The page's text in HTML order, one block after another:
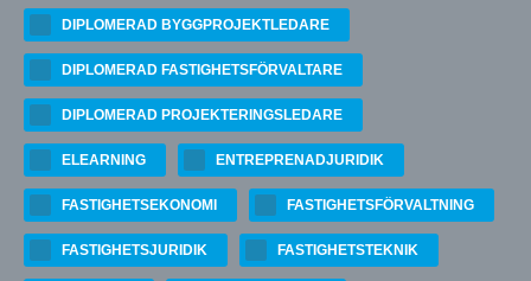
DIPLOMERAD BYGGPROJEKTLEDARE
DIPLOMERAD FASTIGHETSFÖRVALTARE
DIPLOMERAD PROJEKTERINGSLEDARE
ELEARNING ENTREPRENADJURIDIK
FASTIGHETSEKONOMI FASTIGHETSFÖRVALTNING
FASTIGHETSJURIDIK FASTIGHETSTEKNIK